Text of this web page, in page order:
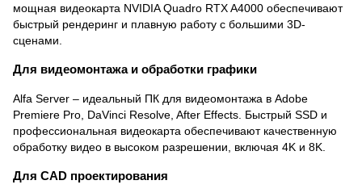
мощная видеокарта NVIDIA Quadro RTX A4000 обеспечивают
быстрый рендеринг и плавную работу с большими 3D-
сценами.
Для видеомонтажа и обработки графики
Alfa Server – идеальный ПК для видеомонтажа в Adobe
Premiere Pro, DaVinci Resolve, After Effects. Быстрый SSD и
профессиональная видеокарта обеспечивают качественную
обработку видео в высоком разрешении, включая 4K и 8K.
Для CAD проектирования